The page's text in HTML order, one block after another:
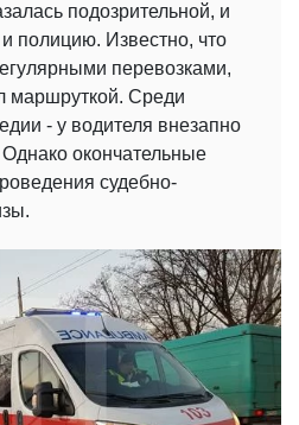
подозрительной, и
полицию. Известно, что
перевозками,
маршруткой. Среди
- у водителя внезапно
окончательные
судебно-